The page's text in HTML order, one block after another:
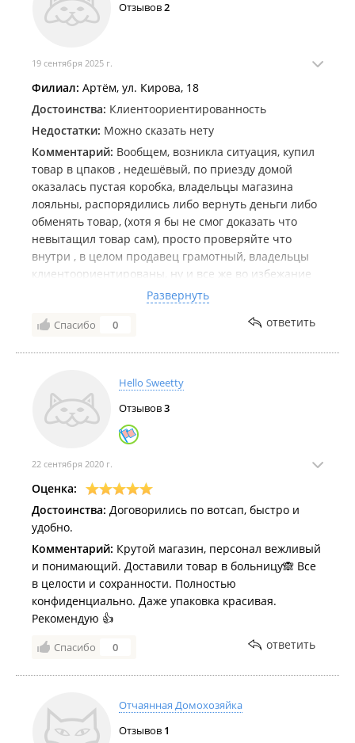
Отзывов2
19 сентября 2025 г.
Филиал: Артём, ул. Кирова, 18
Достоинства: Клиентоориентированность
Недостатки: Можно сказать нету
Комментарий: Вообщем, возникла ситуация, купил
товар в цпаков , недешёвый, по приезду домой
оказалась пустая коробка, владельцы магазина
лояльны, распорядились либо вернуть деньги либо
обменять товар, (хотя я бы не смог доказать что
невытащил товар сам), просто проверяйте что
внутри , в целом продавец грамотный, владельцы
клиентоориентированы, ну и все же во избежание
подобных случаев, неплохо было бы вскрывать
упаковки на кассе, которые незапечатаны и имеют
вторичную упаковку...
Развернуть
Спасибо 0 ответить
Hello Sweetty
Отзывов3
22 сентября 2020 г.
Оценка:
Достоинства: Договорились по вотсап, быстро и
удобно.
Комментарий: Крутой магазин, персонал вежливый
и понимающий. Доставили товар в больницу🙈 Все
в целости и сохранности. Полностью
конфиденциально. Даже упаковка красивая.
Рекомендую 👍
Спасибо 0 ответить
Отчаянная Домохозяйка
Отзывов 1